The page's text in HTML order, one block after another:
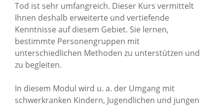
Standorte
Presse
Tod ist sehr umfangreich. Dieser Kurs vermittelt
Ihnen deshalb erweiterte und vertiefende
Kenntnisse auf diesem Gebiet. Sie lernen,
bestimmte Personengruppen mit
unterschiedlichen Methoden zu unterstützen und
zu begleiten.
In diesem Modul wird u. a. der Umgang mit
schwerkranken Kindern, Jugendlichen und jungen